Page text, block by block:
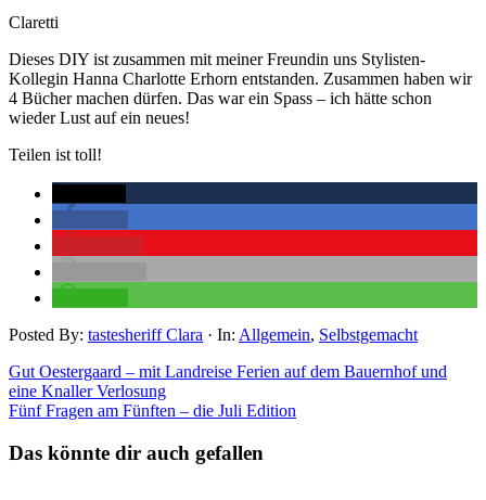
Claretti
Dieses DIY ist zusammen mit meiner Freundin uns Stylisten-
Kollegin Hanna Charlotte Erhorn entstanden. Zusammen haben wir
4 Bücher machen dürfen. Das war ein Spass – ich hätte schon
wieder Lust auf ein neues!
Teilen ist toll!
Posted By: tastesheriff Clara · In: Allgemein, Selbstgemacht
Gut Oestergaard – mit Landreise Ferien auf dem Bauernhof und
eine Knaller Verlosung
Fünf Fragen am Fünften – die Juli Edition
Das könnte dir auch gefallen